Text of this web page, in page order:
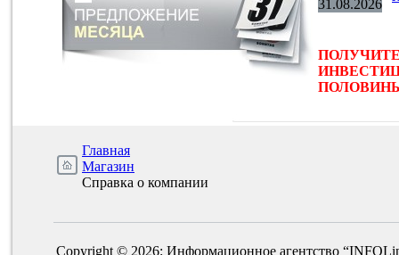
31.08.2026
ПОЛОВИНЫ
Главная
Магазин
Справка о компании
Copyright © 2026: Информационное агентство